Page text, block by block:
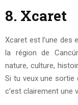
8. Xcaret
Xcaret est l’une des
la région de
nature, culture,
Si tu veux une sortie
c’est clairement une